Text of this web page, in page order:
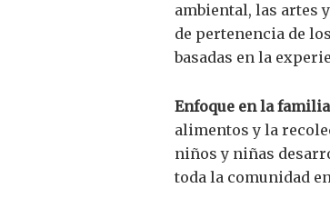
ambiental, las artes
de pertenencia de
basadas en la
Enfoque en la
alimentos y la
niños y niñas
toda la comunidad